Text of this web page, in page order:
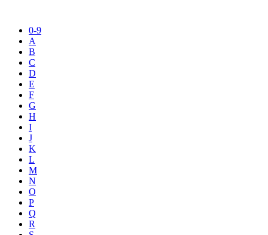
0-9
A
B
C
D
E
F
G
H
I
J
K
L
M
N
O
P
Q
R